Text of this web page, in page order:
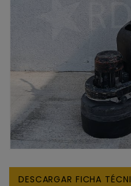
DESCARGAR FICHA